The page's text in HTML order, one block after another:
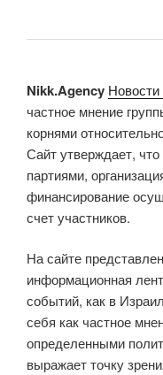
Nikk.Agency
частное мнение
корнями
Сайт утверждает,
партиями,
финансирование
счет участников.
На сайте
информационная
событий, как в
себя как частное
определенными
выражает точку